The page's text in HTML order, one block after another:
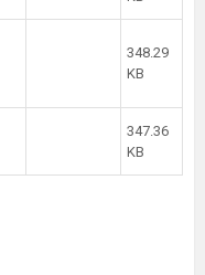
348.29
KB
347.36
KB